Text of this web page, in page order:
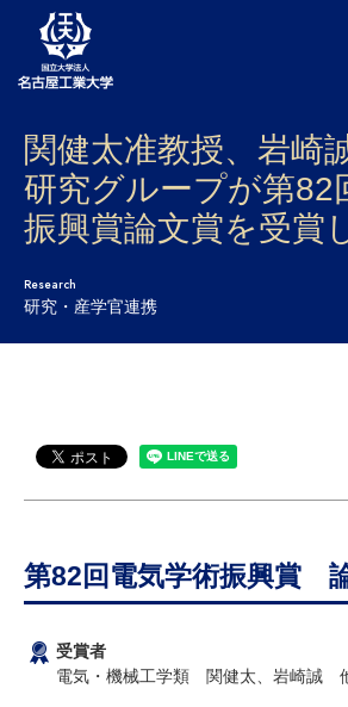
大学案内
学部・大学院・センター
入試
学生生活
国際交流
関健太准教授、岩崎
研究グループが第82
振興賞論文賞を受賞
Research
研究・産学官連携
第82回電気学術振興賞
受賞者
電気・機械工学類 関健太、岩崎誠